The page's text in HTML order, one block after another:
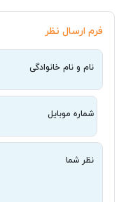
فرم ارسال نظر
نام و نام خانوادگی
شماره موبایل
نظر شما